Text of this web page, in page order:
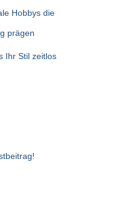
Hobbys die
prägen
Ihr Stil zeitlos